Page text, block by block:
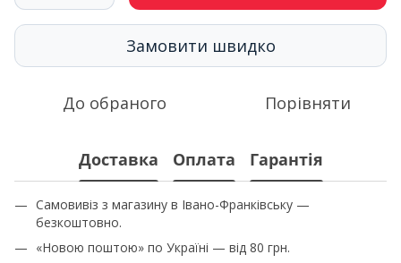
Замовити швидко
До обраного Порівняти
Доставка Оплата Гарантія
Самовивіз з магазину в Івано-Франківську —
безкоштовно.
«Новою поштою» по Україні — від 80 грн.